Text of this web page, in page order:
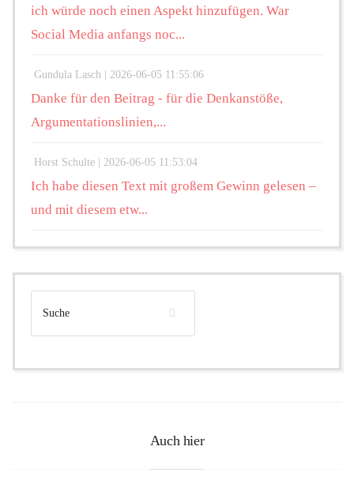
ich würde noch einen Aspekt hinzufügen. War
Social Media anfangs noc...
Gundula Lasch | 2026-06-05 11:55:06
Danke für den Beitrag - für die Denkanstöße,
Argumentationslinien,...
Horst Schulte | 2026-06-05 11:53:04
Ich habe diesen Text mit großem Gewinn gelesen –
und mit diesem etw...
Auch hier